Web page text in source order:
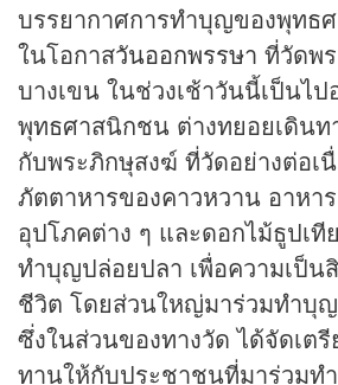
บรรยากาศการทำบุญของพุทธ
ในโอกาสวันออกพรรษา ที่วัดพ
บางเขน ในช่วงเช้าวันนี้เป็นไ
พุทธศาสนิกชน ต่างทยอยเดินท
กับพระภิกษุสงฆ์ ที่วัดอย่างต่อเ
ภัตตาหารของคาวหวาน อาหา
อุปโภคต่าง ๆ และดอกไม้ธูปเ
ทำบุญปล่อยปลา เพื่อความเป็น
ชีวิต โดยส่วนใหญ่มาร่วมทำบุ
ซึ่งในส่วนของทางวัด ได้จัดเต
ทานให้กับประชาชนที่มาร่วมท